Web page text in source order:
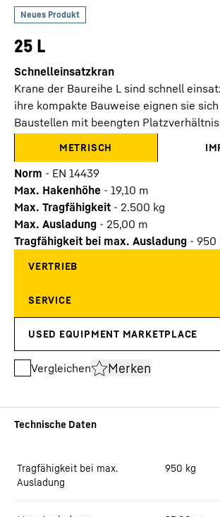
25 L
Schnelleinsatzkran
Krane der Baureihe L sind schnell
ihre kompakte Bauweise eignen sie
Baustellen mit beengten
METRISCH
Norm - EN 14439
Max. Hakenhöhe - 19,10 m
Max. Tragfähigkeit - 2.500 kg
Max. Ausladung - 25,00 m
Tragfähigkeit bei max. Ausladung - 950
Vergleichen Merken
Tragfähigkeit bei max.
Ausladung
950 kg